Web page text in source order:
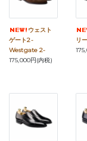
ウェスト
ゲート2-
Westgate 2-
175,000円(内税)
リ